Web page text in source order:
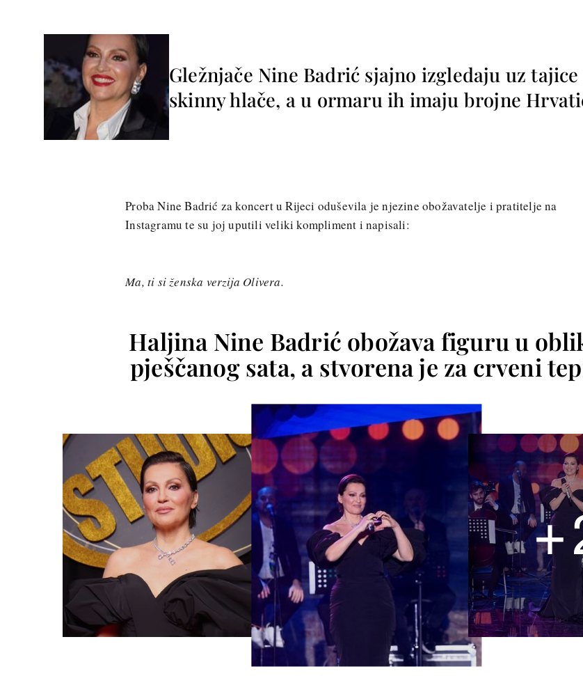
Gležnjače Nine Badrić sjajno izgledaju uz tajice
skinny hlače, a u ormaru ih imaju brojne
Proba Nine Badrić za koncert u Rijeci oduševila je njezine obožavatelje i pratitelje na
Instagramu te su joj uputili veliki kompliment i napisali:
Ma, ti si ženska verzija Olivera.
Haljina Nine Badrić obožava figuru u
pješčanog sata, a stvorena je za crveni
+